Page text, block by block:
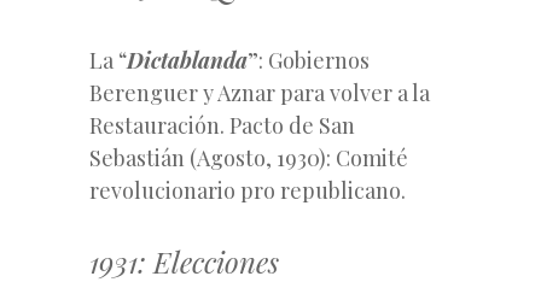
La “Dictablanda”: Gobiernos
Berenguer y Aznar para volver a la
Restauración. Pacto de San
Sebastián (Agosto, 1930): Comité
revolucionario pro republicano.
1931: Elecciones